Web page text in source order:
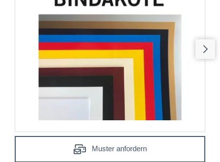
Muster anfordern